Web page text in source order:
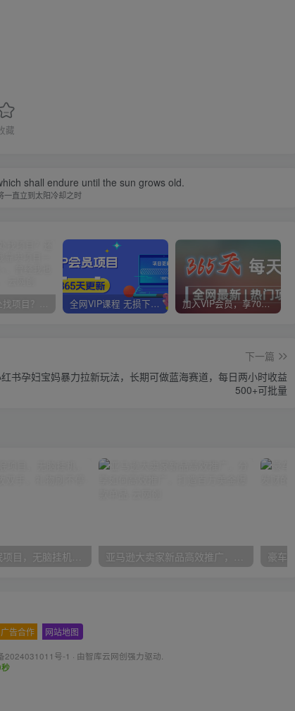
藏
shall endure until the sun grows old.
一直立到太阳冷却之时
你还在到处找项目？还在当韭菜？我靠卖项目一个月收入5万+，曾经我也是个失败者。 全网VIP课程 无损下载~ 加入VIP会员，享70%的推广提成，免费学习多种网上创业课程，菜鸟秒变大神！
下一篇
书孕妇宝妈暴力拉新玩法，长期可做蓝海赛道，每日两小时收益
500+可批量
无人直播助眠项目，无脑挂机，操作简单，解放双手，礼物刷不停 亚马逊大卖家新品高效推广，分享如何高效推广，打造百万美金爆款单品
广告合作 网站地图
2024031011号-1 · 由智库云网创强力驱动.